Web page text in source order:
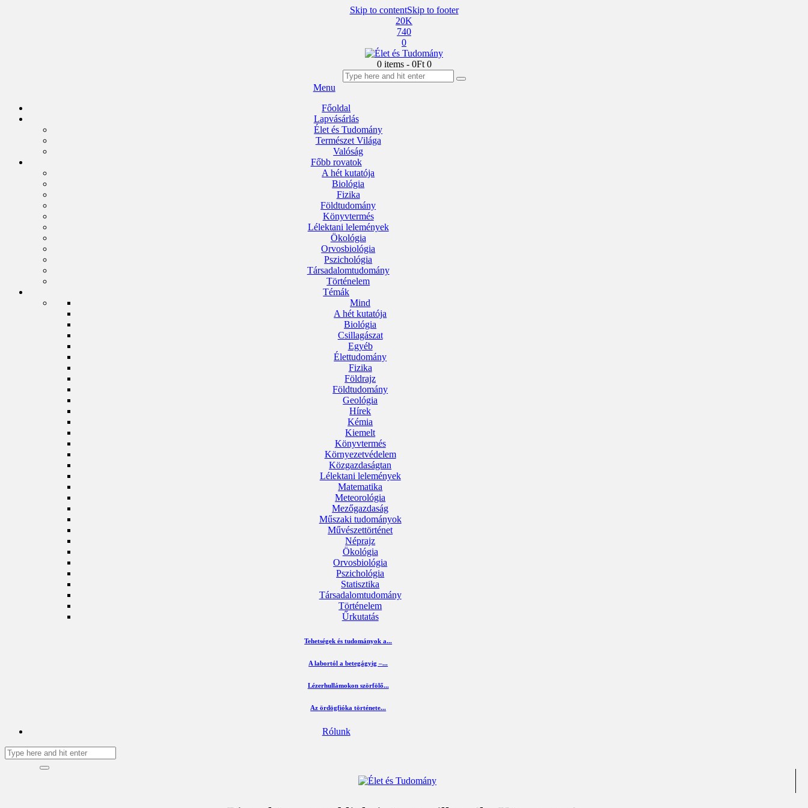
Skip to contentSkip to footer
20K
740
0
0 items - 0Ft 0
Menu
Főoldal
Lapvásárlás
Élet és Tudomány
Természet Világa
Valóság
Főbb rovatok
A hét kutatója
Biológia
Fizika
Földtudomány
Könyvtermés
Lélektani lelemények
Ökológia
Orvosbiológia
Pszichológia
Társadalomtudomány
Történelem
Témák
Mind
A hét kutatója
Biológia
Csillagászat
Egyéb
Élettudomány
Fizika
Földrajz
Földtudomány
Geológia
Hírek
Kémia
Kiemelt
Könyvtermés
Környezetvédelem
Közgazdaságtan
Lélektani lelemények
Matematika
Meteorológia
Mezőgazdaság
Műszaki tudományok
Művészettörténet
Néprajz
Ökológia
Orvosbiológia
Pszichológia
Statisztika
Társadalomtudomány
Történelem
Űrkutatás
Tehetségek és tudományok a...
A labortól a betegágyig –...
Lézerhullámokon szörfölő...
Az ördögfióka története...
Rólunk